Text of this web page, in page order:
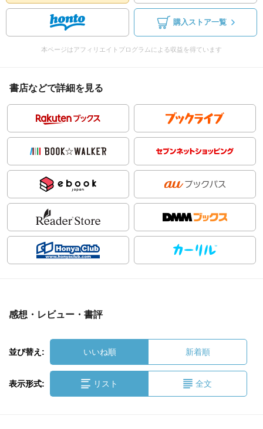
購入ストア一覧
本ページはアフィリエイトプログラムによる収益を得ています
書店などで詳細を見る
感想・レビュー・書評
並び替え: いいね順 新着順
表示形式: リスト 全文